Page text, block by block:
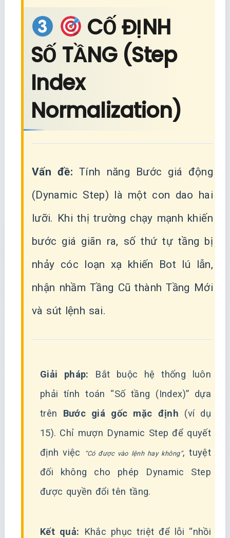
CỐ ĐỊNH
SỐ TẦNG (Step
Index
Normalization)
Vấn đề: Tính năng Bước giá động
(Dynamic Step) là một con dao hai
lưỡi. Khi thị trường chạy mạnh khiến
bước giá giãn ra, số thứ tự tầng bị
nhảy cóc loạn xạ khiến Bot lú lẫn,
nhận nhầm Tầng Cũ thành Tầng Mới
và sút lệnh sai.
Giải pháp: Bắt buộc hệ thống luôn
phải tính toán “Số tầng (Index)” dựa
trên Bước giá gốc mặc định (ví dụ
15). Chỉ mượn Dynamic Step để quyết
định việc
“Có được vào lệnh hay không”, tuyệt
đối không cho phép Dynamic Step
được quyền đổi tên tầng.
Kết quả: Khắc phục triệt để lỗi “nhồi